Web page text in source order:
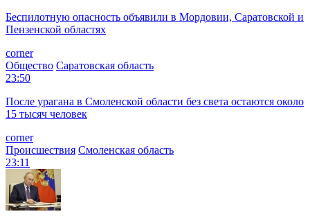
Беспилотную опасность объявили в Мордовии, Саратовской и
Пензенской областях
corner
Общество Саратовская область
23:50
После урагана в Смоленской области без света остаются около
15 тысяч человек
corner
Происшествия Смоленская область
23:11